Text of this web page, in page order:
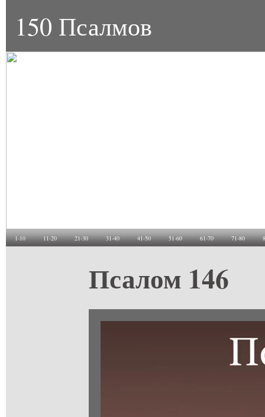
150 Псалмов
1-10 11-20 21-30 31-40 41-50 51-60 61-70 71-80
Псалом 146